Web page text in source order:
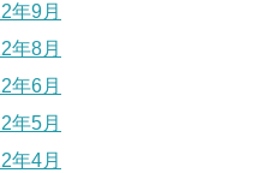
年9月
年8月
年6月
年5月
年4月